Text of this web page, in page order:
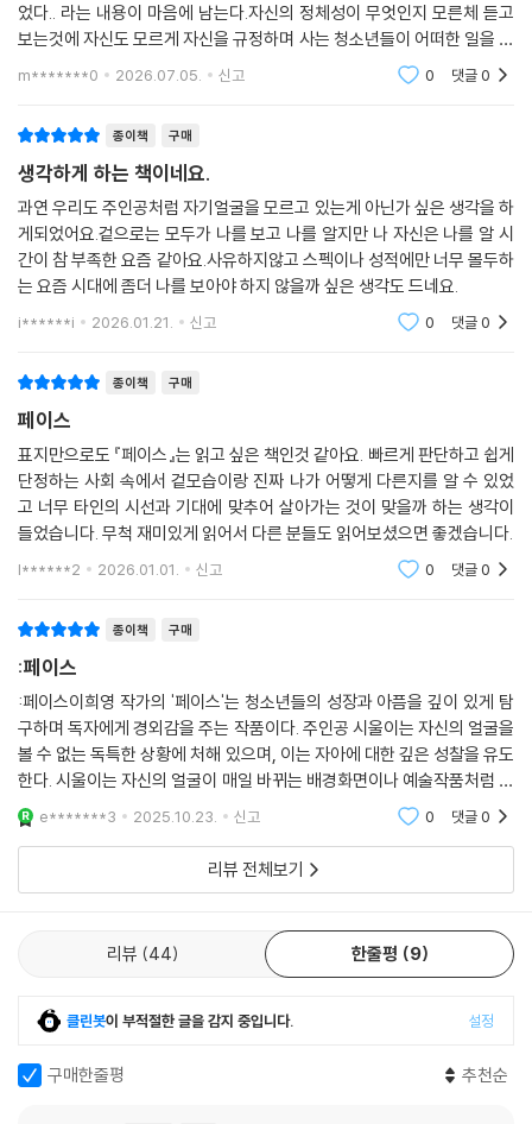
었다.. 라는 내용이 마음에 남는다.자신의 정체성이 무엇인지 모른체 듣고
보는것에 자신도 모르게 자신을 규정하며 사는 청소년들이 어떠한 일을 겪
고나서야 아 난 이런 사람이구나 알게되는것 같다 부러진 뼈가 더 단단하
m*******0 2026.07.05. 신고 0 댓글0
종이책 구매
생각하게 하는 책이네요.
과연 우리도 주인공처럼 자기얼굴을 모르고 있는게 아닌가 싶은 생각을 하
게되었어요.겉으로는 모두가 나를 보고 나를 알지만 나 자신은 나를 알 시
간이 참 부족한 요즘 같아요.사유하지않고 스펙이나 성적에만 너무 몰두하
는 요즘 시대에 좀더 나를 보아야 하지 않을까 싶은 생각도 드네요.
i******i 2026.01.21. 신고 0 댓글0
종이책 구매
페이스
표지만으로도 『페이스』는 읽고 싶은 책인것 같아요. 빠르게 판단하고 쉽게
단정하는 사회 속에서 겉모습이랑 진짜 나가 어떻게 다른지를 알 수 있었
고 너무 타인의 시선과 기대에 맞추어 살아가는 것이 맞을까 하는 생각이
들었습니다. 무척 재미있게 읽어서 다른 분들도 읽어보셨으면 좋겠습니다.
l******2 2026.01.01. 신고 0 댓글0
종이책 구매
:페이스
:페이스이희영 작가의 '페이스'는 청소년들의 성장과 아픔을 깊이 있게 탐
구하며 독자에게 경외감을 주는 작품이다. 주인공 시울이는 자신의 얼굴을
볼 수 없는 독특한 상황에 처해 있으며, 이는 자아에 대한 깊은 성찰을 유도
한다. 시울이는 자신의 얼굴이 매일 바뀌는 배경화면이나 예술작품처럼 보
이지만, 실제로는 랜덤하게 변한다.
e*******3 2025.10.23. 신고 0 댓글0
리뷰 전체보기
리뷰 44 한줄평 9
클린봇이 부적절한 글을 감지 중입니다. 설정
구매한줄평 추천순